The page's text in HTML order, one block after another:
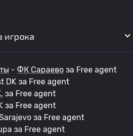
игрока
- ФК Сараево за Free agent
DK за Free agent
за Free agent
за Free agent
за Free agent
за Free agent